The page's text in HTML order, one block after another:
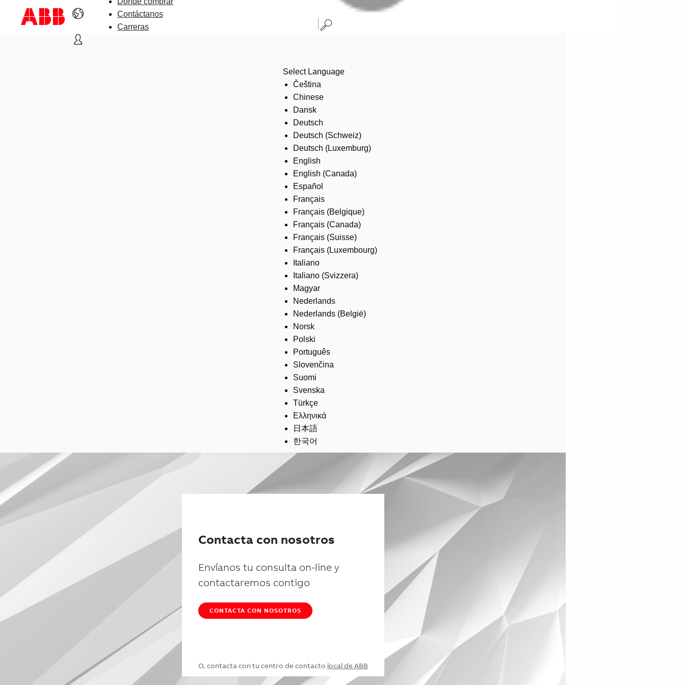
Contáctanos
Carreras
Select Language
Čeština
Chinese
Dansk
Deutsch
Deutsch (Schweiz)
Deutsch (Luxemburg)
English
English (Canada)
Español
Français
Français (Belgique)
Français (Canada)
Français (Suisse)
Français (Luxembourg)
Italiano
Italiano (Svizzera)
Magyar
Nederlands
Nederlands (België)
Norsk
Polski
Português
Slovenčina
Suomi
Svenska
Türkçe
Ελληνικά
日本語
한국어
Contacta con nosotros
Envíanos tu consulta on-line y
contactaremos contigo
CONTACTA CON NOSOTROS
O, contacta con tu centro de contacto local de ABB